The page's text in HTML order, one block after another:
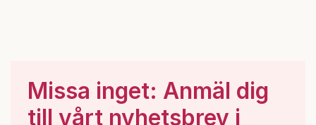
Missa inget: Anmäl dig
till vårt nyhetsbrev i